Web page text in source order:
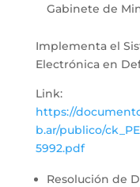
Gabinete de
Implementa el
Electrónica en
Link:
https://
b.ar/publico/
5992.pdf
Resolución de